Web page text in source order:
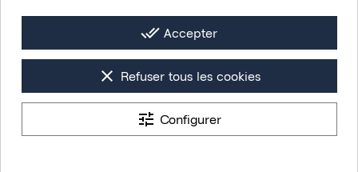
Facebook
Instagram
LinkedIn
Les photos de mise en situation sont générées par IA
Tous droits réservés © 2026 -Bijouterie Edora : montres & bijoux femme,
done_all Accepter
clear Refuser tous les cookies
tune Configurer
9.4